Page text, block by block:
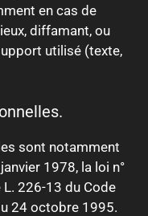
en cas de
diffamant, ou
utilisé (texte,
sont notamment
1978, la loi n°
226-13 du Code
24 octobre 1995.